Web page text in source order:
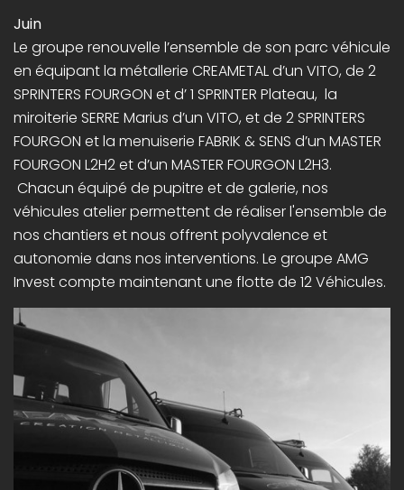
Juin
Le groupe renouvelle l’ensemble de son parc véhicule
en équipant la métallerie CREAMETAL d’un VITO, de 2
SPRINTERS FOURGON et d’ 1 SPRINTER Plateau, la
miroiterie SERRE Marius d’un VITO, et de 2 SPRINTERS
FOURGON et la menuiserie FABRIK & SENS d’un MASTER
FOURGON L2H2 et d’un MASTER FOURGON L2H3.
Chacun équipé de pupitre et de galerie, nos
véhicules atelier permettent de réaliser l'ensemble de
nos chantiers et nous offrent polyvalence et
autonomie dans nos interventions. Le groupe AMG
Invest compte maintenant une flotte de 12 Véhicules.